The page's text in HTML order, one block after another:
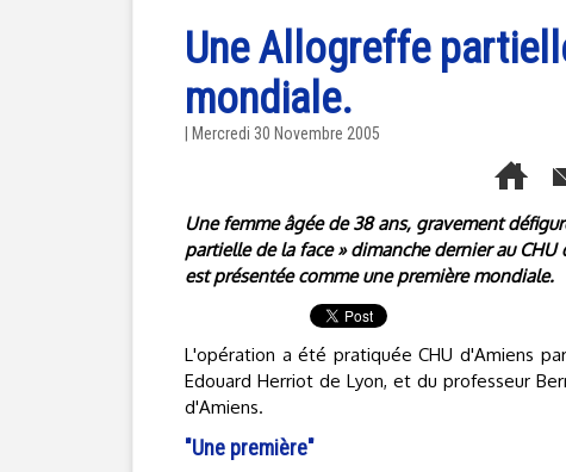
Une Allogreffe
mondiale.
| Mercredi 30 Novembre 2005
Une femme âgée de 38 ans, gravement
partielle de la face » dimanche dernier au
est présentée comme une première mondiale.
L'opération a été pratiquée CHU d'Amiens
Edouard Herriot de Lyon, et du professeur
d'Amiens.
"Une première"